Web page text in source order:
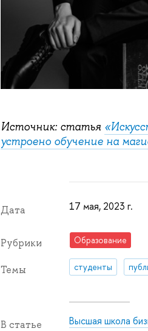
Источник: статья
устроено обучение на
Дата 17 мая, 2023 г.
Рубрики Образование
Темы студенты
В статье
Высшая школа